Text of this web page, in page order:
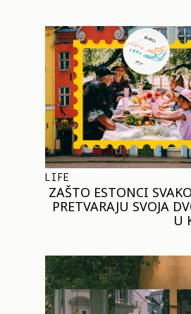
LIFE
ZAŠTO ESTONCI
PRETVARAJU SVOJA
U